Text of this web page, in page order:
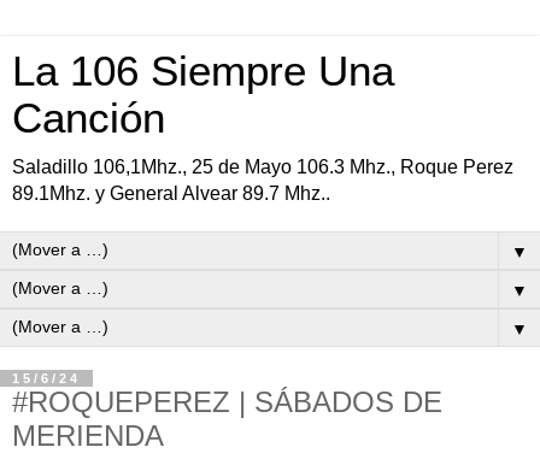
La 106 Siempre Una
Canción
Saladillo 106,1Mhz., 25 de Mayo 106.3 Mhz., Roque Perez
89.1Mhz. y General Alvear 89.7 Mhz..
▼
▼
▼
15/6/24
#ROQUEPEREZ | SÁBADOS DE
MERIENDA